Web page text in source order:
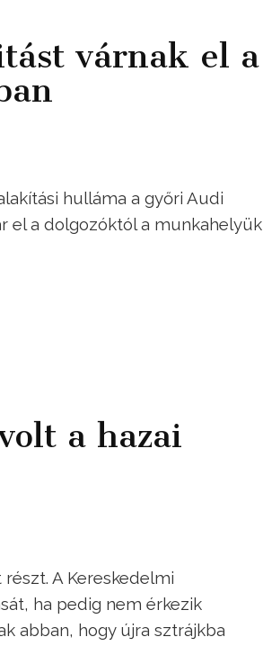
várnak el a
hulláma a győri Audi
el a dolgozóktól a munkahelyük
a hazai
A Kereskedelmi
ha pedig nem érkezik
abban, hogy újra sztrájkba